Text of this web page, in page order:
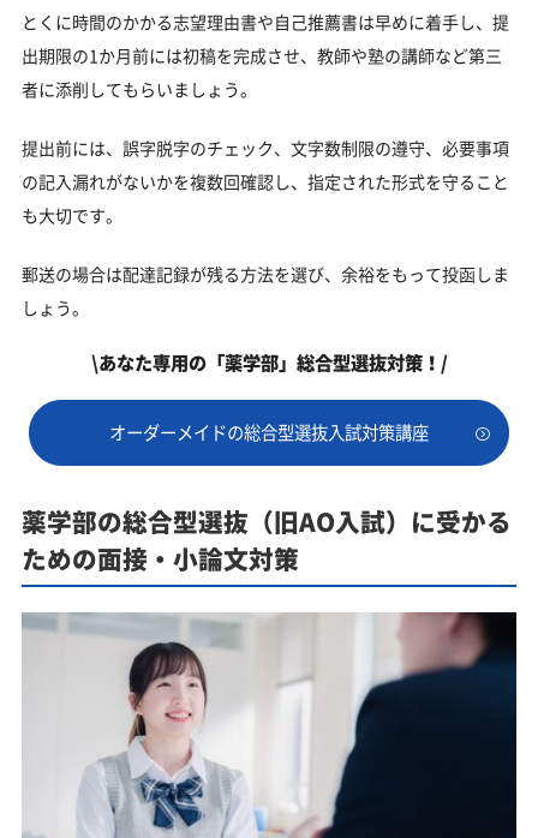
とくに時間のかかる志望理由書や自己推薦書は早めに着手し、提
出期限の1か月前には初稿を完成させ、教師や塾の講師など第三
者に添削してもらいましょう。
提出前には、誤字脱字のチェック、文字数制限の遵守、必要事項
の記入漏れがないかを複数回確認し、指定された形式を守ること
も大切です。
郵送の場合は配達記録が残る方法を選び、余裕をもって投函しま
しょう。
\あなた専用の「薬学部」総合型選抜対策！/
オーダーメイドの総合型選抜入試対策講座
薬学部の総合型選抜（旧AO入試）に受かる
ための面接・小論文対策